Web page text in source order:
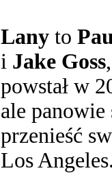
Lanyto
i Jake Goss
powstał w
ale
przenieść
Los